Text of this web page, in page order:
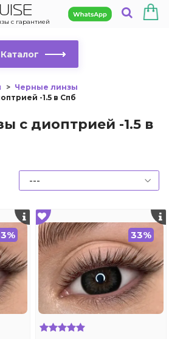
с гарантией
Каталог
Черные линзы
-1.5 в Спб
с диоптрией -1.5 в
33%